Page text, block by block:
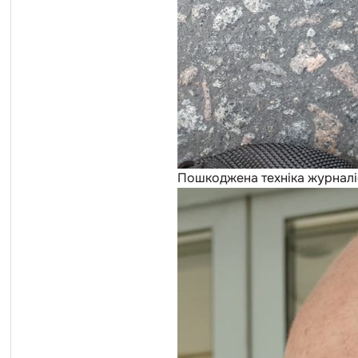
Пошкоджена техніка